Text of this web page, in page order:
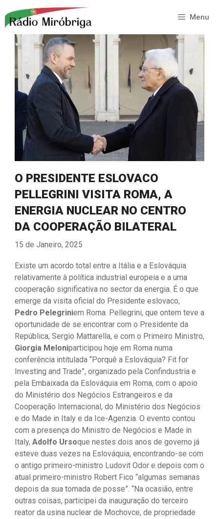
para
conteúdo
Menu
O PRESIDENTE ESLOVACO
PELLEGRINI VISITA ROMA, A
ENERGIA NUCLEAR NO CENTRO
DA COOPERAÇÃO BILATERAL
15 de Janeiro, 2025
Existe um acordo total entre a Itália e a Eslováquia
relativamente à política industrial europeia e a uma
cooperação significativa no sector da energia. É o que
emerge da visita oficial do Presidente eslovaco,
Pedro Pelegriniem Roma. Pellegrini, que ontem teve a
oportunidade de se encontrar com o Presidente da
República, Sergio Mattarella, e com o Primeiro Ministro,
Giorgia Meloniparticipou hoje em Roma numa
conferência intitulada “Porquê a Eslováquia? Fit for
Investing and Trade”, organizado pela Confindustria e
pela Embaixada da Eslováquia em Roma, com o apoio
do Ministério dos Negócios Estrangeiros e da
Cooperação Internacional, do Ministério dos Negócios
e do Made in Italy e da Ice-Agenzia. O evento contou
com a presença do Ministro de Negócios e Made in
Italy, Adolfo Ursoque nestes dois anos de governo já
esteve duas vezes na Eslováquia, encontrando-se com
o antigo primeiro-ministro Ludovit Odor e depois com o
atual primeiro-ministro Robert Fico “algumas semanas
depois da sua tomada de posse”. “Na ocasião, entre
outras coisas, participei da inauguração do terceiro
reator da usina nuclear de Mochovce, de propriedade